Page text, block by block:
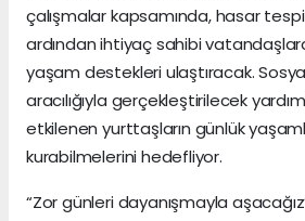
çalışmalar kapsamında, hasar
ardından ihtiyaç sahibi
yaşam destekleri ulaştıracak.
aracılığıyla gerçekleştirilecek
etkilenen yurttaşların günlük
kurabilmelerini hedefliyor.
“Zor günleri dayanışmayla